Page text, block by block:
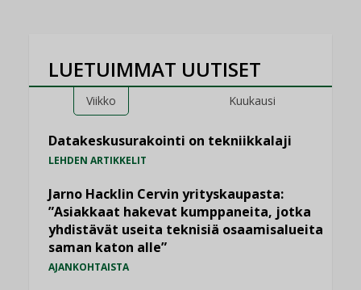
LUETUIMMAT UUTISET
Viikko Kuukausi
Datakeskusurakointi on tekniikkalaji
LEHDEN ARTIKKELIT
Jarno Hacklin Cervin yrityskaupasta:
”Asiakkaat hakevat kumppaneita, jotka
yhdistävät useita teknisiä osaamisalueita
saman katon alle”
AJANKOHTAISTA